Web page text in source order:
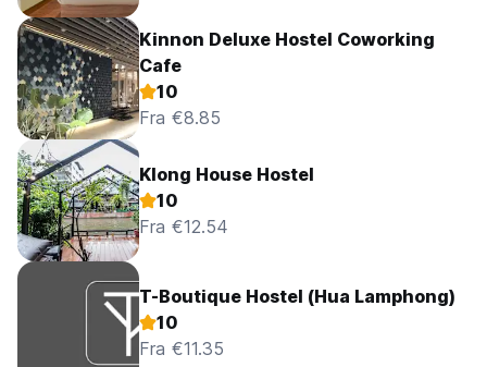
Kinnon Deluxe Hostel Coworking
Cafe
10
Fra €8.85
Klong House Hostel
10
Fra €12.54
T-Boutique Hostel (Hua Lamphong)
10
Fra €11.35